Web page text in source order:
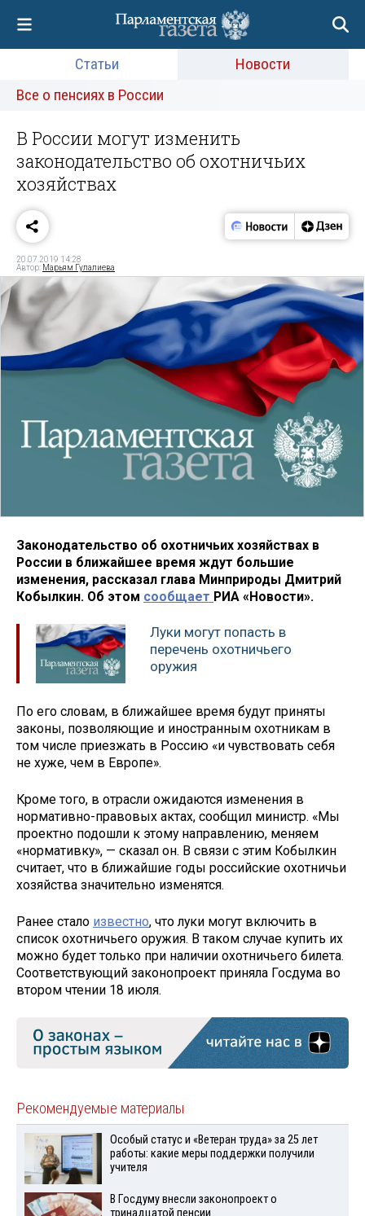
Статьи
Новости
Все о пенсиях в России
В России могут изменить
законодательство об охотничьих
хозяйствах
20.07.2019 14:28
Автор: Марьям Гулалиева
Законодательство об охотничьих хозяйствах в
России в ближайшее время ждут большие
изменения, рассказал глава Минприроды Дмитрий
Кобылкин. Об этом сообщает РИА «Новости».
Луки могут попасть в
перечень охотничьего
оружия
По его словам, в ближайшее время будут приняты
законы, позволяющие и иностранным охотникам в
том числе приезжать в Россию «и чувствовать себя
не хуже, чем в Европе».
Кроме того, в отрасли ожидаются изменения в
нормативно-правовых актах, сообщил министр. «Мы
проектно подошли к этому направлению, меняем
«нормативку», — сказал он. В связи с этим Кобылкин
считает, что в ближайшие годы российские охотничьи
хозяйства значительно изменятся.
Ранее стало известно, что луки могут включить в
список охотничьего оружия. В таком случае купить их
можно будет только при наличии охотничьего билета.
Соответствующий законопроект приняла Госдума во
втором чтении 18 июля.
Рекомендуемые материалы
Особый статус и «Ветеран труда» за 25 лет
работы: какие меры поддержки получили
учителя
В Госдуму внесли законопроект о
тринадцатой пенсии